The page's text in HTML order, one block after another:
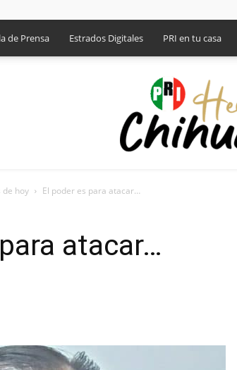
de Prensa Estrados Digitales PRI en tu casa
de hoy El poder es para atacar…
atacar…